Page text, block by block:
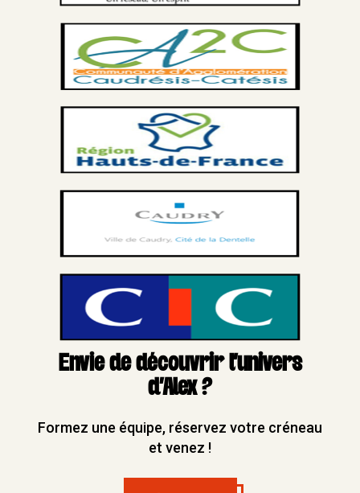
Envie de découvrir l'univers
d'Alex ?
Formez une équipe, réservez votre créneau
et venez !